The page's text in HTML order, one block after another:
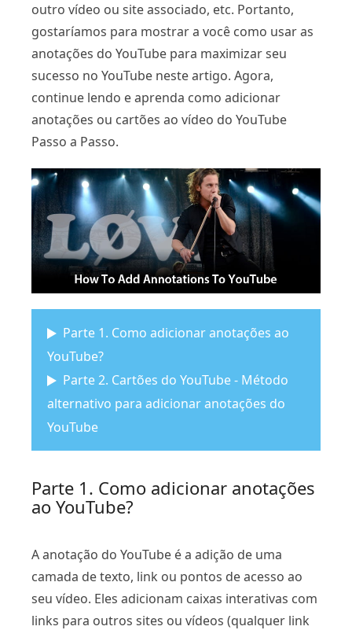
outro vídeo ou site associado, etc. Portanto,
gostaríamos para mostrar a você como usar as
anotações do YouTube para maximizar seu
sucesso no YouTube neste artigo. Agora,
continue lendo e aprenda como adicionar
anotações ou cartões ao vídeo do YouTube
Passo a Passo.
Parte 1. Como adicionar anotações ao
YouTube?
Parte 2. Cartões do YouTube - Método
alternativo para adicionar anotações do
YouTube
Parte 1. Como adicionar anotações
ao YouTube?
A anotação do YouTube é a adição de uma
camada de texto, link ou pontos de acesso ao
seu vídeo. Eles adicionam caixas interativas com
links para outros sites ou vídeos (qualquer link